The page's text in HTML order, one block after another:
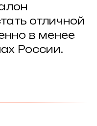
отличной
в менее
России.